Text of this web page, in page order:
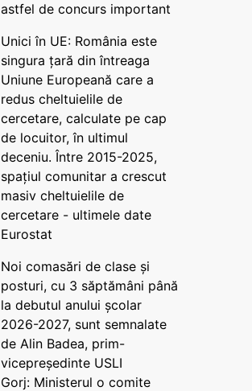
astfel de concurs important
Unici în UE: România este
singura țară din întreaga
Uniune Europeană care a
redus cheltuielile de
cercetare, calculate pe cap
de locuitor, în ultimul
deceniu. Între 2015-2025,
spațiul comunitar a crescut
masiv cheltuielile de
cercetare - ultimele date
Eurostat
Noi comasări de clase și
posturi, cu 3 săptămâni până
la debutul anului școlar
2026-2027, sunt semnalate
de Alin Badea, prim-
vicepreședinte USLI
Gorj: Ministerul o comite